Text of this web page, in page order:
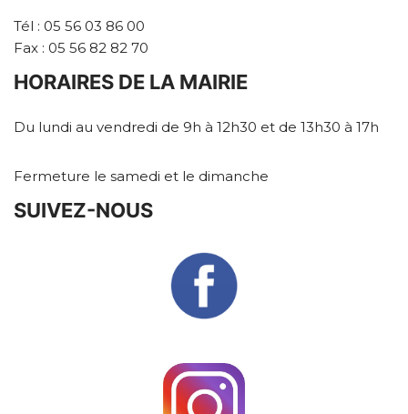
Tél : 05 56 03 86 00
Fax : 05 56 82 82 70
HORAIRES DE LA MAIRIE
Du lundi au vendredi de 9h à 12h30 et de 13h30 à 17h
Fermeture le samedi et le dimanche
SUIVEZ-NOUS